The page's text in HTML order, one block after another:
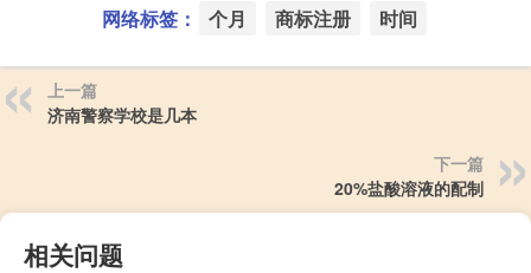
网络标签： 个月 商标注册 时间
上一篇
济南警察学校是几本
下一篇
20%盐酸溶液的配制
相关问题